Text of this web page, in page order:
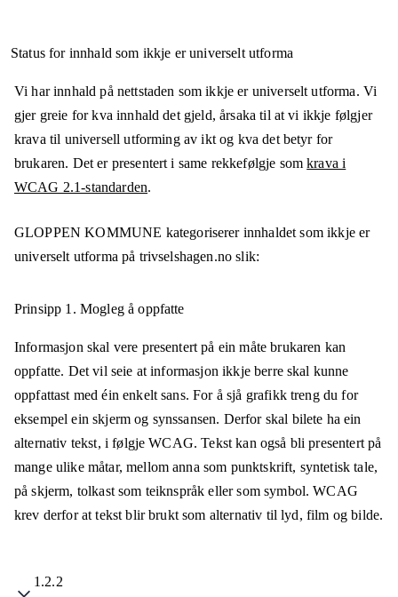
Status for innhald som ikkje er universelt utforma
Vi har innhald på nettstaden som ikkje er universelt utforma. Vi
gjer greie for kva innhald det gjeld, årsaka til at vi ikkje følgjer
krava til universell utforming av ikt og kva det betyr for
brukaren. Det er presentert i same rekkefølgje somkrava i
WCAG 2.1-standarden.
GLOPPEN KOMMUNE kategoriserer innhaldet som ikkje er
universelt utforma på trivselshagen.no slik:
Prinsipp 1. Mogleg å oppfatte
Informasjon skal vere presentert på ein måte brukaren kan
oppfatte. Det vil seie at informasjon ikkje berre skal kunne
oppfattast med éin enkelt sans. For å sjå grafikk treng du for
eksempel ein skjerm og synssansen. Derfor skal bilete ha ein
alternativ tekst, i følgje WCAG. Tekst kan også bli presentert på
mange ulike måtar, mellom anna som punktskrift, syntetisk tale,
på skjerm, tolkast som teiknspråk eller som symbol. WCAG
krev derfor at tekst blir brukt som alternativ til lyd, film og bilde.
1.2.2